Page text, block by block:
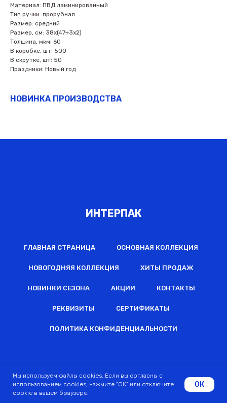
Материал: ПВД ламинированный
Тип ручки: прорубная
Размер: средний
Размер, см: 38х(47+3х2)
Толщина, мкм: 60
В коробке, шт: 500
В скрутке, шт: 50
Праздники: Новый год
НОВИНКА ПРОИЗВОДСТВА
ИНТЕРПАК
ГЛАВНАЯ СТРАНИЦА ОСНОВНАЯ КОЛЛЕКЦИЯ
НОВОГОДНЯЯ КОЛЛЕКЦИЯ ХИТЫ ПРОДАЖ
НОВИНКИ СЕЗОНА АКЦИИ КОНТАКТЫ
РЕКВИЗИТЫ СЕРТИФИКАТЫ
ПОЛИТИКА КОНФИДЕНЦИАЛЬНОСТИ
Мы используем файлы cookies. Если вы согласны с
использованием cookies, нажмите "ОК" или отключите
cookie в вашем браузере.
ОК